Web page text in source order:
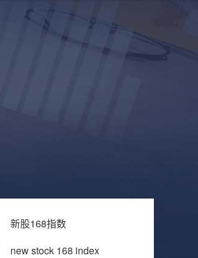
新股168指数
new stock 168 index